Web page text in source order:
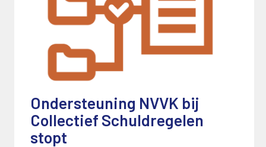
Ondersteuning NVVK bij
Collectief Schuldregelen
stopt